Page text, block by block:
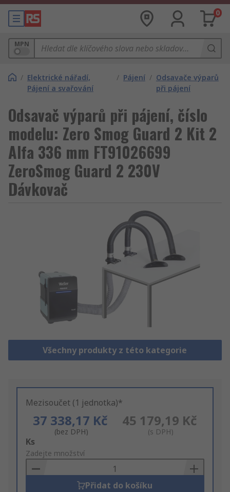
0
MPN
/ Elektrické nářadí,
Pájení a svařování
/ Pájení / Odsavače výparů
při pájení
Odsavač výparů při pájení, číslo
modelu: Zero Smog Guard 2 Kit 2
Alfa 336 mm FT91026699
ZeroSmog Guard 2 230V
Dávkovač
Všechny produkty z této kategorie
Mezisoučet (1 jednotka)*
37 338,17 Kč
(bez DPH)
45 179,19 Kč
(s DPH)
Add
to
Basket
Ks
Zadejte množství
Přidat do košíku